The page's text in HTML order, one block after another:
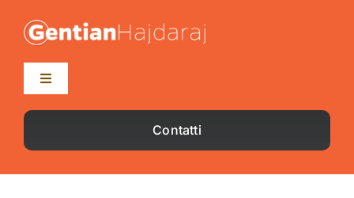
contenuto
Toggle
Home
Blog
Contatti